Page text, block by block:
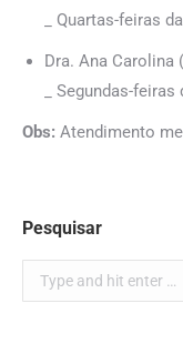
_ Quartas-feiras
Dra. Ana Carolina
_ Segundas-
Obs: Atendimento
Pesquisar
Search: